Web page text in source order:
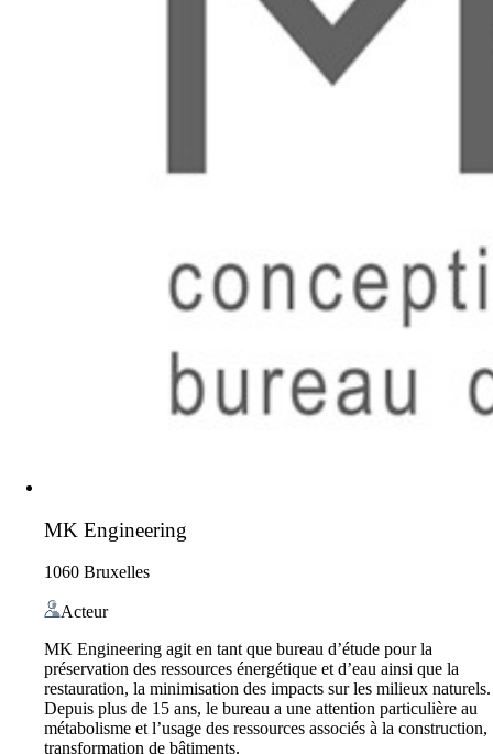
MK Engineering
1060 Bruxelles
Acteur
MK Engineering agit en tant que bureau d’étude pour la
préservation des ressources énergétique et d’eau ainsi que la
restauration, la minimisation des impacts sur les milieux naturels.
Depuis plus de 15 ans, le bureau a une attention particulière au
métabolisme et l’usage des ressources associés à la construction,
transformation de bâtiments.